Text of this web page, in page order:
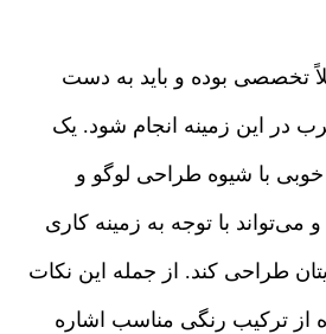
تخصصی بوده و باید به دست
در این زمینه انجام شود. یک
با شیوه طراحی لوگو و
می‌تواند با توجه به زمینه کاری
طراحی کند. از جمله این نکات
از ترکیب رنگی مناسب اشاره